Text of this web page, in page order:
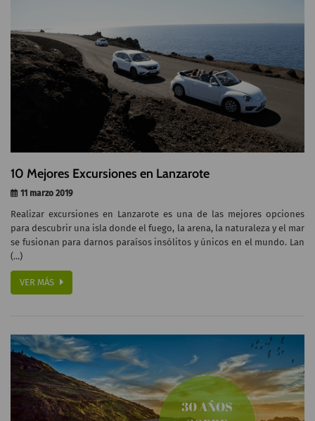
10 Mejores Excursiones en Lanzarote
11 marzo 2019
Realizar excursiones en Lanzarote es una de las mejores opciones
para descubrir una isla donde el fuego, la arena, la naturaleza y el mar
se fusionan para darnos paraísos insólitos y únicos en el mundo. Lan
(...)
VER MÁS